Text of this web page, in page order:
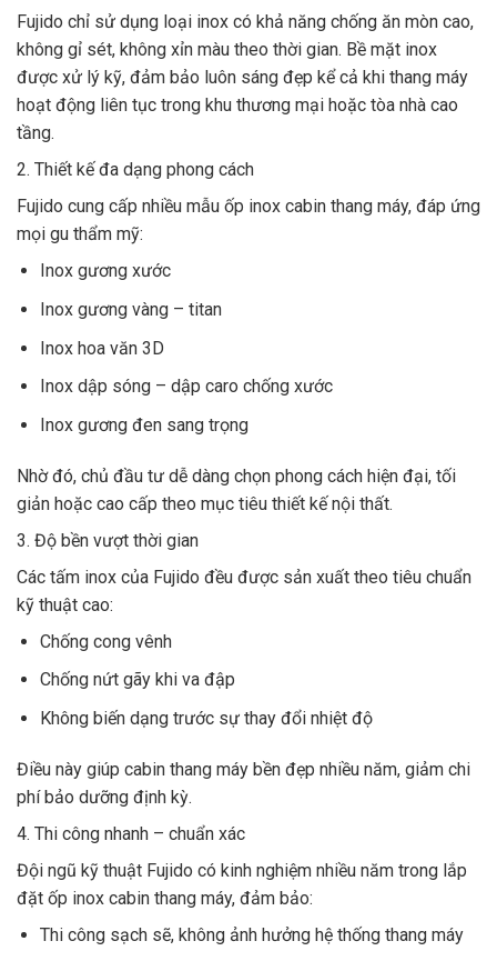
Fujido chỉ sử dụng loại inox có khả năng chống ăn mòn cao,
không gỉ sét, không xỉn màu theo thời gian. Bề mặt inox
được xử lý kỹ, đảm bảo luôn sáng đẹp kể cả khi thang máy
hoạt động liên tục trong khu thương mại hoặc tòa nhà cao
tầng.
2. Thiết kế đa dạng phong cách
Fujido cung cấp nhiều mẫu ốp inox cabin thang máy, đáp ứng
mọi gu thẩm mỹ:
Inox gương xước
Inox gương vàng – titan
Inox hoa văn 3D
Inox dập sóng – dập caro chống xước
Inox gương đen sang trọng
Nhờ đó, chủ đầu tư dễ dàng chọn phong cách hiện đại, tối
giản hoặc cao cấp theo mục tiêu thiết kế nội thất.
3. Độ bền vượt thời gian
Các tấm inox của Fujido đều được sản xuất theo tiêu chuẩn
kỹ thuật cao:
Chống cong vênh
Chống nứt gãy khi va đập
Không biến dạng trước sự thay đổi nhiệt độ
Điều này giúp cabin thang máy bền đẹp nhiều năm, giảm chi
phí bảo dưỡng định kỳ.
4. Thi công nhanh – chuẩn xác
Đội ngũ kỹ thuật Fujido có kinh nghiệm nhiều năm trong lắp
đặt ốp inox cabin thang máy, đảm bảo:
Thi công sạch sẽ, không ảnh hưởng hệ thống thang máy